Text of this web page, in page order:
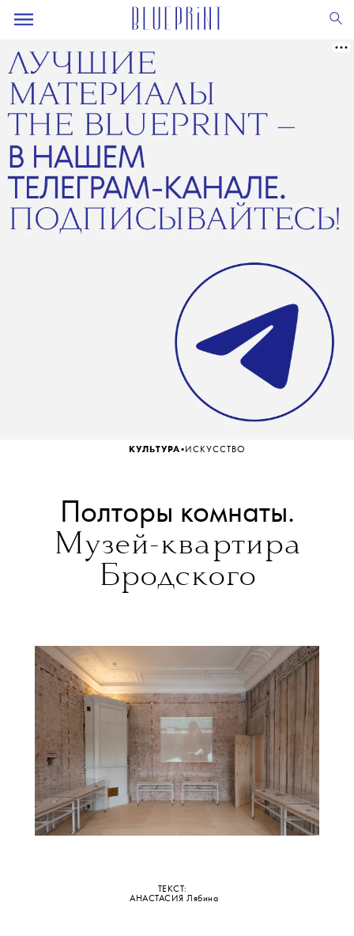
КУЛЬТУРА•ИСКУССТВО
Полторы комнаты.
Музей-квартира
Бродского
ТЕКСТ:
АНАСТАСИЯ Лябина